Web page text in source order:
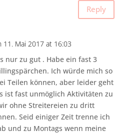
Reply
11. Mai 2017 at 16:03
nur zu gut . Habe ein fast 3
Ich würde mich so
Teilen können, aber leider geht
ist fast unmöglich Aktivitäten zu
ohne Streitereien zu dritt
Seid einiger Zeit trenne ich
und zu Montags wenn meine